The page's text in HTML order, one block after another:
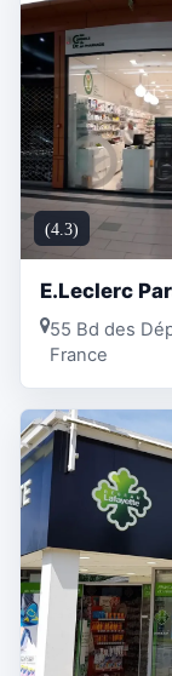
(4.3)
E.Leclerc
55 Bd des
France